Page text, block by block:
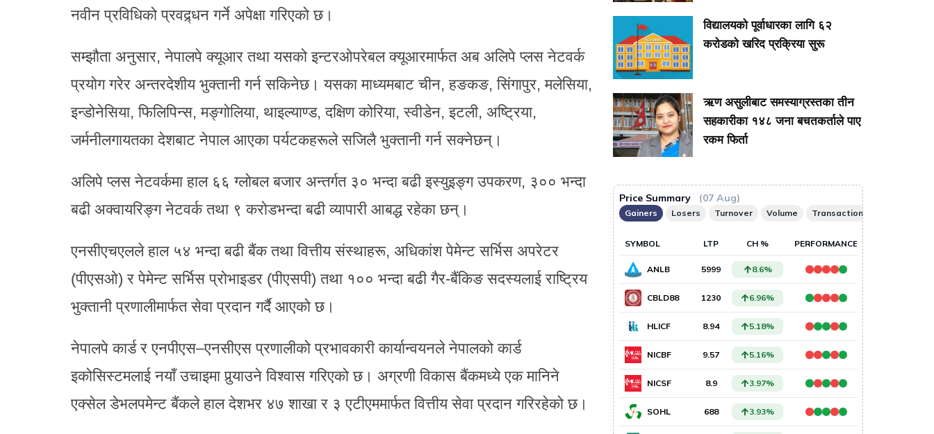
नवीन प्रविधिको प्रवद्र्धन गर्ने अपेक्षा गरिएको छ।
सम्झौता अनुसार, नेपालपे क्यूआर तथा यसको इन्टरओपरेबल क्यूआरमार्फत अब अलिपे प्लस नेटवर्क
प्रयोग गरेर अन्तरदेशीय भुक्तानी गर्न सकिनेछ। यसका माध्यमबाट चीन, हङकङ, सिंगापुर, मलेसिया,
इन्डोनेसिया, फिलिपिन्स, मङ्गोलिया, थाइल्याण्ड, दक्षिण कोरिया, स्वीडेन, इटली, अष्ट्रिया,
जर्मनीलगायतका देशबाट नेपाल आएका पर्यटकहरूले सजिलै भुक्तानी गर्न सक्नेछन्।
अलिपे प्लस नेटवर्कमा हाल ६६ ग्लोबल बजार अन्तर्गत ३० भन्दा बढी इस्युइङ्ग उपकरण, ३०० भन्दा
बढी अक्वायरिङ्ग नेटवर्क तथा ९ करोडभन्दा बढी व्यापारी आबद्ध रहेका छन्।
एनसीएचएलले हाल ५४ भन्दा बढी बैंक तथा वित्तीय संस्थाहरू, अधिकांश पेमेन्ट सर्भिस अपरेटर
(पीएसओ) र पेमेन्ट सर्भिस प्रोभाइडर (पीएसपी) तथा १०० भन्दा बढी गैर-बैंकिङ सदस्यलाई राष्ट्रिय
भुक्तानी प्रणालीमार्फत सेवा प्रदान गर्दै आएको छ।
नेपालपे कार्ड र एनपीएस–एनसीएस प्रणालीको प्रभावकारी कार्यान्वयनले नेपालको कार्ड
इकोसिस्टमलाई नयाँ उचाइमा पुर्‍याउने विश्वास गरिएको छ। अग्रणी विकास बैंकमध्ये एक मानिने
एक्सेल डेभलपमेन्ट बैंकले हाल देशभर ४७ शाखा र ३ एटीएममार्फत वित्तीय सेवा प्रदान गरिरहेको छ।
विद्यालयको पूर्वाधारका लागि ६२
करोडको खरिद प्रक्रिया सुरू
ऋण असुलीबाट समस्याग्रस्तका तीन
सहकारीका १४८ जना बचतकर्ताले पाए
रकम फिर्ता